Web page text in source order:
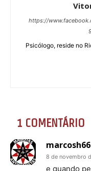
https://
Psicólogo, reside no
1 COMENTÁRIO
marcosh66
8 de novembro
e quando